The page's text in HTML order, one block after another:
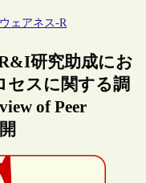
ェアネス-R
研究助成にお
セスに関する調
of Peer